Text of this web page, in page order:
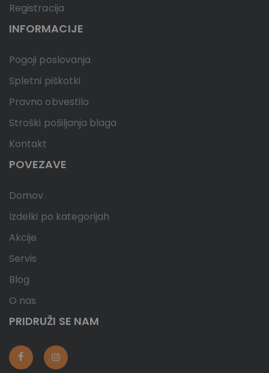
Registracija
INFORMACIJE
Pogoji poslovanja
Spletni piškotki
Pravno obvestilo
Stroški pošiljanja blaga
Kontakt
POVEZAVE
Domov
Izdelki po kategorijah
Akcije
Servis
Blog
O nas
PRIDRUŽI SE NAM